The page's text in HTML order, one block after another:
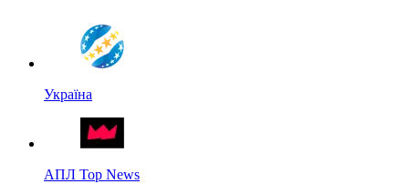
Україна
АПЛ Top News